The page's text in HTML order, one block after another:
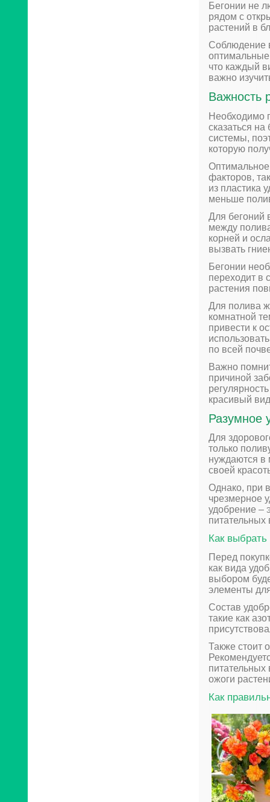
Бегонии не
рядом с
растений в
Соблюдение
что каждый
важно
Важность
Необходимо
сказаться
системы,
которую
Оптимальное
факторов,
из пластика
меньше
Для бегоний
между
корней и
вызвать
Бегонии
переходит в
растения
Для полива
комнатной
привести к
по всей
Важно
причиной
красивый
Разумное
Для
только
нуждаются в
своей
Однако, при
чрезмерное
удобрение –
питательных
Как
Перед
как вида
выбором
элементы
Состав
такие как
Также стоит
ожоги
Как